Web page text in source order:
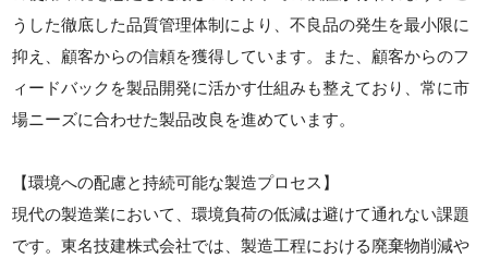
うした徹底した品質管理体制により、不良品の発生を最小限に
抑え、顧客からの信頼を獲得しています。また、顧客からのフ
ィードバックを製品開発に活かす仕組みも整えており、常に市
場ニーズに合わせた製品改良を進めています。
【環境への配慮と持続可能な製造プロセス】
現代の製造業において、環境負荷の低減は避けて通れない課題
です。東名技建株式会社では、製造工程における廃棄物削減や